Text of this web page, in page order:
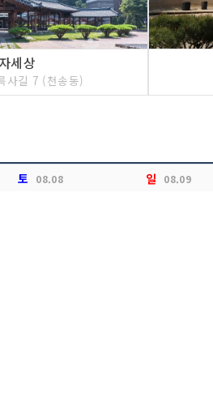
세상
사길 7 (천송동)
토 08.08 일 08.09